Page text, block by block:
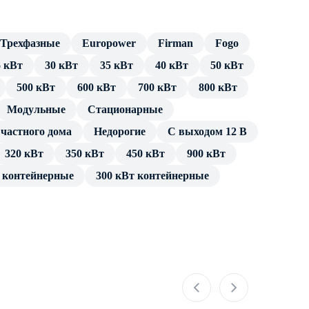
Трехфазные Europower Firman
Fogo
кВт 30 кВт 35 кВт 40 кВт
50 кВт
500 кВт 600 кВт 700 кВт
800 кВт
Модульные
Cтационарные
дома Недорогие
С выходом 12 В
320 кВт 350 кВт 450 кВт
900 кВт
300 кВт контейнерные